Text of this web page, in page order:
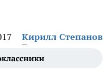
Кирилл Степанов